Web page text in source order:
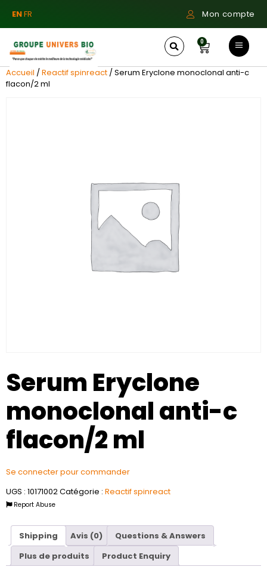
ENFR Mon compte
0
Accueil /Reactif spinreact / Serum Eryclone monoclonal anti-c
flacon/2 ml
Serum Eryclone
monoclonal anti-c
flacon/2 ml
Se connecter pour commander
UGS : 10171002Catégorie : Reactif spinreact
Report Abuse
Shipping Avis (0)
Questions & Answers
Plus de produits
Product Enquiry